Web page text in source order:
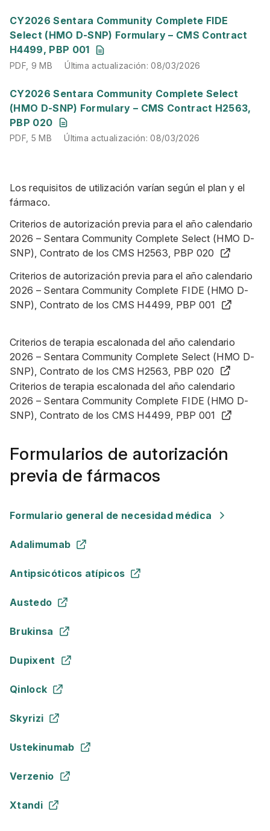
CY2026 Sentara Community Complete FIDE
Select (HMO D-SNP) Formulary – CMS Contract
H4499, PBP 001
PDF,9 MB Última actualización:08/03/2026
PDF, 9 MB Última actualización:08/03/2026
CY2026 Sentara Community Complete Select
(HMO D-SNP) Formulary – CMS Contract H2563,
PBP 020
PDF,5 MB Última actualización:08/03/2026
PDF, 5 MB Última actualización:08/03/2026
Los requisitos de utilización varían según el plan y el
fármaco.
Criterios de autorización previa para el año calendario
2026 – Sentara Community Complete Select (HMO D-
SNP), Contrato de los CMS H2563, PBP 020
Criterios de autorización previa para el año calendario
2026 – Sentara Community Complete FIDE (HMO D-
SNP), Contrato de los CMS H4499, PBP 001
Criterios de terapia escalonada del año calendario
2026 – Sentara Community Complete Select (HMO D-
SNP), Contrato de los CMS H2563, PBP 020
Criterios de terapia escalonada del año calendario
2026 – Sentara Community Complete FIDE (HMO D-
SNP), Contrato de los CMS H4499, PBP 001
Formularios de autorización
previa de fármacos
Formulario general de necesidad médica
Adalimumab
Antipsicóticos atípicos
Austedo
Brukinsa
Dupixent
Qinlock
Skyrizi
Ustekinumab
Verzenio
Xtandi